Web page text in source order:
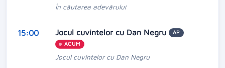
În căutarea adevărului
15:00 Jocul cuvintelor cu Dan Negru
AP
ACUM
Jocul cuvintelor cu Dan Negru